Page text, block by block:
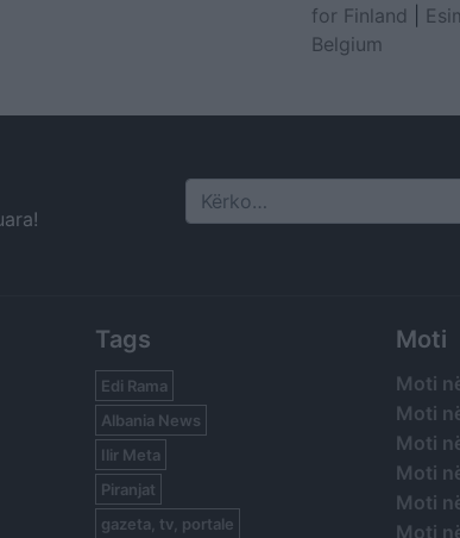
for Finland
Belgium
Search
Tags
Edi Rama
Albania News
Ilir Meta
Piranjat
gazeta, tv, portale
Moti
Moti
Moti
Moti
Moti
Moti
Moti